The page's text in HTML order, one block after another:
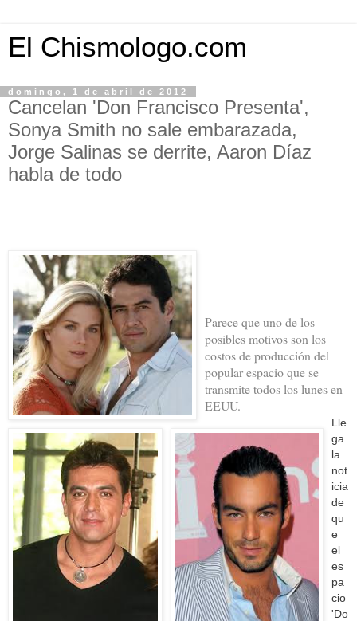
El Chismologo.com
domingo, 1 de abril de 2012
Cancelan 'Don Francisco Presenta',
Sonya Smith no sale embarazada,
Jorge Salinas se derrite, Aaron Díaz
habla de todo
Parece que uno de los
posibles motivos son los
costos de producción del
popular espacio que se
transmite todos los lunes en
EEUU.
Lle
ga
la
not
icia
de
qu
e
el
es
pa
cio
'Do